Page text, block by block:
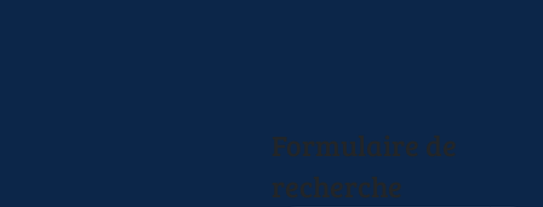
Formulaire de
recherche